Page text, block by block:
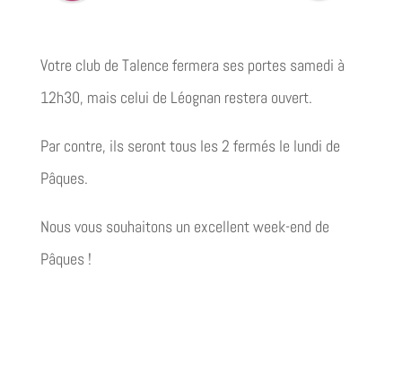
Votre club de Talence fermera ses portes samedi à
12h30, mais celui de Léognan restera ouvert.
Par contre, ils seront tous les 2 fermés le lundi de
Pâques.
Nous vous souhaitons un excellent week-end de
Pâques !